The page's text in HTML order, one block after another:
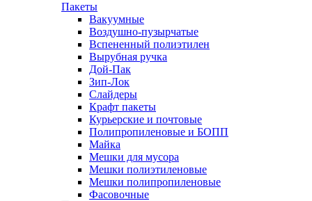
Пакеты
Вакуумные
Воздушно-пузырчатые
Вспененный полиэтилен
Вырубная ручка
Дой-Пак
Зип-Лок
Слайдеры
Крафт пакеты
Курьерские и почтовые
Полипропиленовые и БОПП
Майка
Мешки для мусора
Мешки полиэтиленовые
Мешки полипропиленовые
Фасовочные